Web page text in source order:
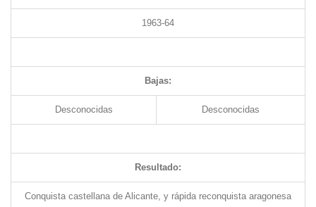
1963-64
Bajas:
Desconocidas Desconocidas
Resultado:
Conquista castellana de Alicante, y rápida reconquista aragonesa